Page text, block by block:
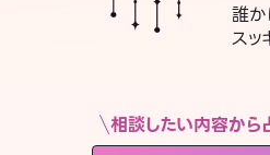
誰か
スッ
相談したい内容から